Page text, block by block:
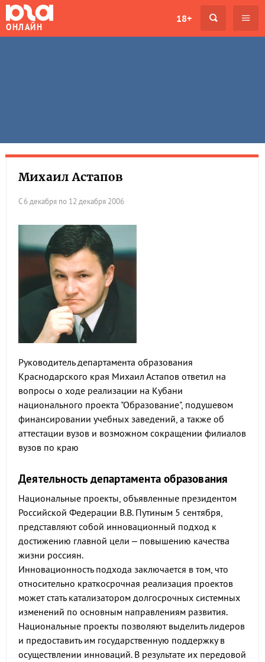
ОНЛАЙН
18+
Михаил Астапов
С 6 декабря по 12 декабря 2006
Руководитель департамента образования
Краснодарского края Михаил Астапов ответил на
вопросы о ходе реализации на Кубани
национального проекта "Образование", подушевом
финансировании учебных заведений, а также об
аттестации вузов и возможном сокращении филиалов
вузов по краю
Деятельность департамента образования
Национальные проекты, объявленные президентом
Российской Федерации В.В. Путиным 5 сентября,
представляют собой инновационный подход к
достижению главной цели – повышению качества
жизни россиян.
Инновационность подхода заключается в том, что
относительно краткосрочная реализация проектов
может стать катализатором долгосрочных системных
изменений по основным направлениям развития.
Национальные проекты позволяют выделить лидеров
и предоставить им государственную поддержку в
осуществлении инноваций. В результате их передовой